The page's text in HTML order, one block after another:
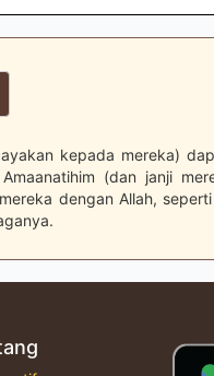
kepada mereka)
(dan janji
dengan Allah,